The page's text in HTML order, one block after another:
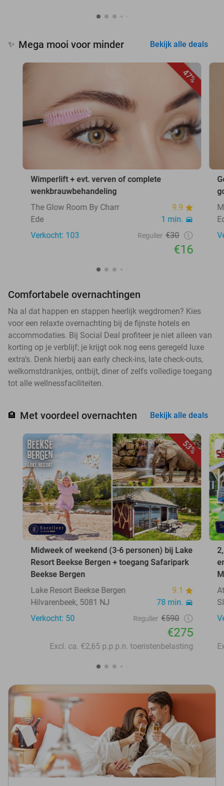
✨ Mega mooi voor minder Bekijk alle deals
47%
Wimperlift + evt. verven of complete
wenkbrauwbehandeling
The Glow Room By Charr
9.9
Ede
1 min.
Verkocht: 103
Regulier €30
€16
Comfortabele overnachtingen
Na al dat happen en stappen heerlijk wegdromen? Kies
voor een relaxte overnachting bij de fijnste hotels en
accommodaties. Bij Social Deal profiteer je niet alleen van
korting op je verblijf; je krijgt ook nog eens geregeld luxe
extra’s. Denk hierbij aan early check-ins, late check-outs,
welkomstdrankjes, ontbijt, diner of zelfs volledige toegang
tot alle wellnessfaciliteiten.
🏨 Met voordeel overnachten Bekijk alle deals
53%
Midweek of weekend (3-6 personen) bij Lake
Resort Beekse Bergen + toegang Safaripark
Beekse Bergen
Lake Resort Beekse Bergen
9.1
Hilvarenbeek, 5081 NJ
78 min.
Verkocht: 50
Regulier €590
€275
Excl. ca. €2,65 p.p.p.n. toeristenbelasting